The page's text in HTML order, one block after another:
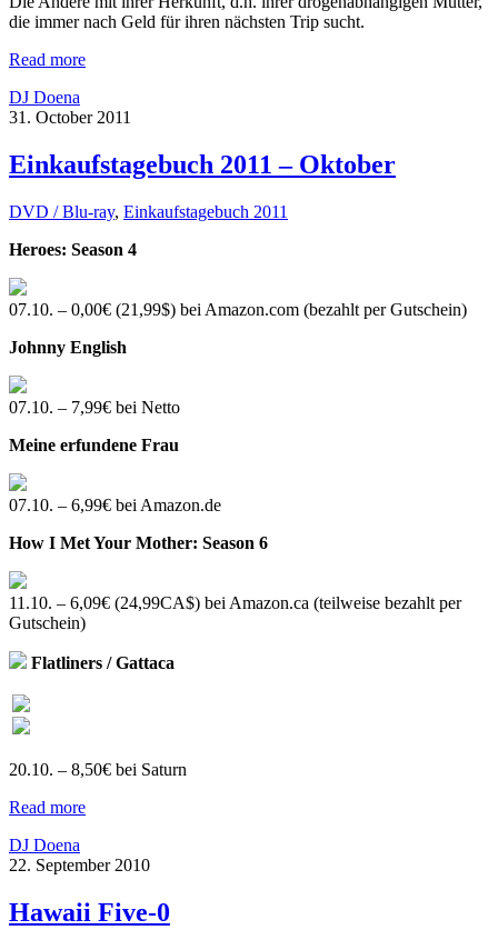
die immer nach Geld für ihren nächsten Trip sucht.
Read more
DJ Doena
31. October 2011
Einkaufstagebuch 2011 – Oktober
DVD / Blu-ray, Einkaufstagebuch 2011
Heroes: Season 4
07.10. – 0,00€ (21,99$) bei Amazon.com (bezahlt per Gutschein)
Johnny English
07.10. – 7,99€ bei Netto
Meine erfundene Frau
07.10. – 6,99€ bei Amazon.de
How I Met Your Mother: Season 6
11.10. – 6,09€ (24,99CA$) bei Amazon.ca (teilweise bezahlt per
Gutschein)
Flatliners / Gattaca
20.10. – 8,50€ bei Saturn
Read more
DJ Doena
22. September 2010
Hawaii Five-0